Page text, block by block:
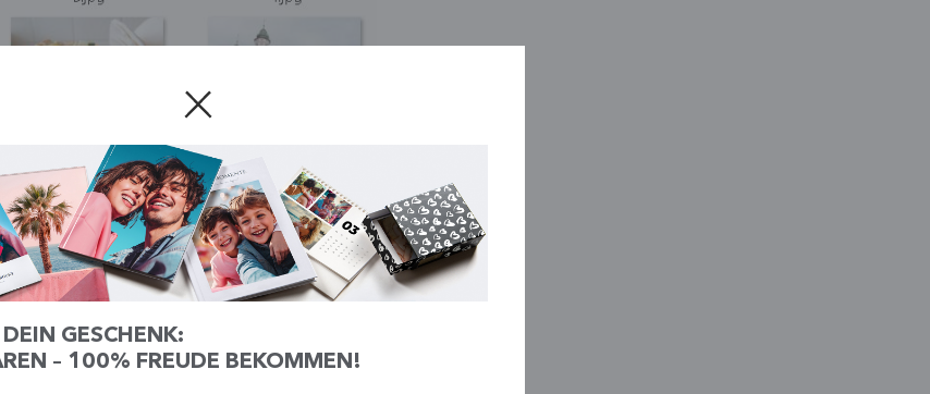
gelöschte Fotos wieder zurück
GESCHENK:
– 100% FREUDE BEKOMMEN!